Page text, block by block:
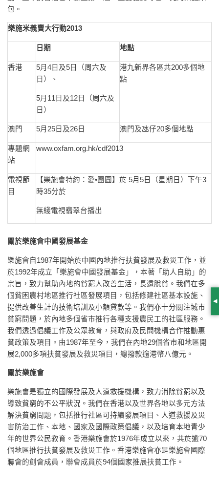
包。
樂施米義賣大行動2013
日期 地點
香港
5月4日及5日（周六及
日）、
5月11日及12日（周六及
日）
港九新界各區共200多個地
點
澳門 5月25日及26日 澳門及氹仔20多個地點
專題網
站
www.oxfam.org.hk/cdf2013
電視節
目
【樂施會特約：愛•團圓】於 5月5日（星期日）下午3
時35分於
無綫電視翡翠台播出
關於樂施會中國發展基金
樂施會自1987年開始於中國內地推行扶貧發展及救災工作，並
於1992年成立「樂施會中國發展基金」，本著「助人自助」的
宗旨，致力幫助內地的貧窮人改善生活，長遠脫貧。我們在多
個貧困農村地區推行社區發展項目，包括修建社區基本設施、
提供改善生計的技術培訓及小額貸款等。我們亦十分關注城市
貧窮問題，於內地多個省市推行各種支援農民工的社區服務。
我們透過倡議工作及公眾教育，與政府及民間機構合作推動惠
貧政策及項目。由1987年至今，我們在內地29個省市和地區開
展2,000多項扶貧發展及救災項目，總撥款逾港幣八億元。
關於樂施會
樂施會是獨立的國際發展及人道救援機構，致力消除貧窮以及
導致貧窮的不公平狀況。我們在香港以及世界各地以多元方法
解決貧窮問題，包括推行社區可持續發展項目、人道救援及災
害防治工作、本地、國家及國際政策倡議，以及培育本地青少
年的世界公民教育。香港樂施會於1976年成立以來，共於逾70
個地區推行扶貧發展及救災工作。香港樂施會亦是樂施會國際
聯會的創會成員，聯會成員於94個國家推展扶貧工作。